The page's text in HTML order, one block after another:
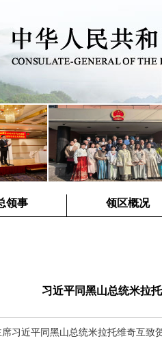
领事 领区概况
习近平同黑山总统米拉
席习近平同黑山总统米拉托维奇互致